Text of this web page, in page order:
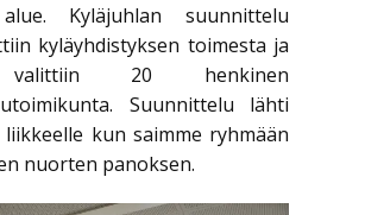
Kyläjuhlan suunnittelu
kyläyhdistyksen toimesta ja
20 henkinen
Suunnittelu lähti
kun saimme ryhmään
nuorten panoksen.